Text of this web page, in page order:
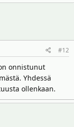
#12
onnistunut
Yhdessä
ollenkaan.